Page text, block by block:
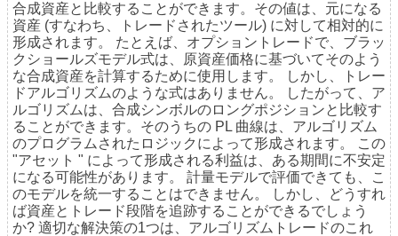
合成資産と比較することができます。その値は、元になる
資産 (すなわち、トレードされたツール) に対して相対的に
形成されます。 たとえば、オプショントレードで、ブラッ
クショールズモデル式は、原資産価格に基づいてそのよう
な合成資産を計算するために使用します。 しかし、トレー
ドアルゴリズムのような式はありません。 したがって、ア
ルゴリズムは、合成シンボルのロングポジションと比較す
ることができます。そのうちの PL 曲線は、アルゴリズム
のプログラムされたロジックによって形成されます。 この
"アセット " によって形成される利益は、ある期間に不安定
になる可能性があります。 計量モデルで評価できても、こ
のモデルを統一することはできません。 しかし、どうすれ
ば資産とトレード段階を追跡することができるでしょう
か? 適切な解決策の1つは、アルゴリズムトレードのこれ